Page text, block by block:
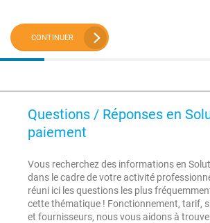
CONTINUER
Questions / Réponses en
paiement
Vous recherchez des informations en
dans le cadre de votre activité
réuni ici les questions les plus
cette thématique ! Fonctionnement, tarif,
et fournisseurs, nous vous aidons à